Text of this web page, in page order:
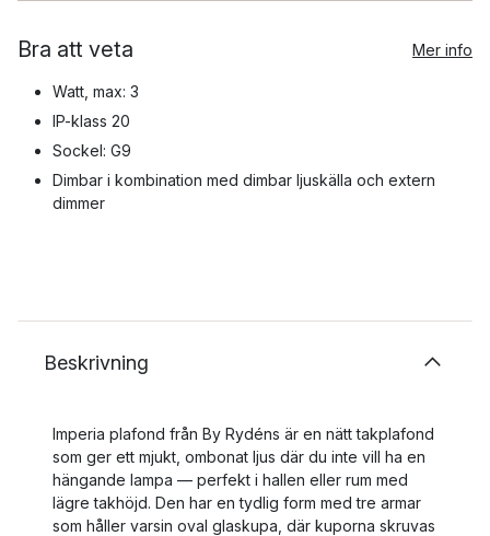
Bra att veta Mer info
Watt, max: 3
IP-klass 20
Sockel: G9
Dimbar i kombination med dimbar ljuskälla och extern
dimmer
Beskrivning
Imperia plafond från By Rydéns är en nätt takplafond
som ger ett mjukt, ombonat ljus där du inte vill ha en
hängande lampa — perfekt i hallen eller rum med
lägre takhöjd. Den har en tydlig form med tre armar
som håller varsin oval glaskupa, där kuporna skruvas